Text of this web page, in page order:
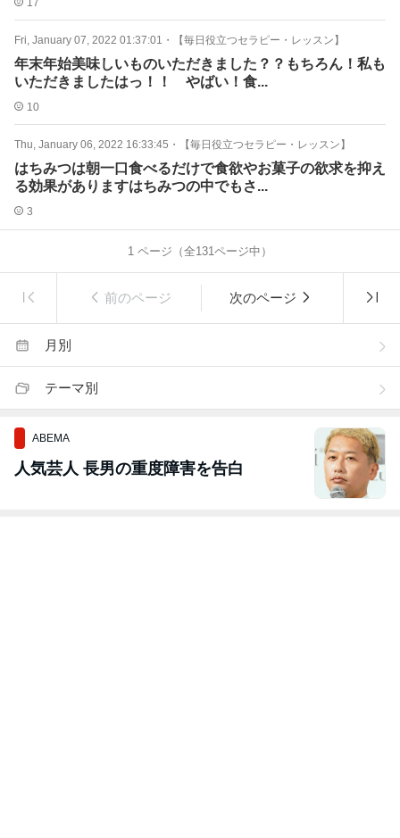
17
Fri, January 07, 2022 01:37:01 ・ 【毎日役立つセラピー・レッスン】
年末年始美味しいものいただきました？？もちろん！私も
いただきましたはっ！！ やばい！食...
10
Thu, January 06, 2022 16:33:45 ・ 【毎日役立つセラピー・レッスン】
はちみつは朝一口食べるだけで食欲やお菓子の欲求を抑え
る効果がありますはちみつの中でもさ...
3
1 ページ（全131ページ中）
前のページ 次のページ
月別
テーマ別
ABEMA
人気芸人 長男の重度障害を告白